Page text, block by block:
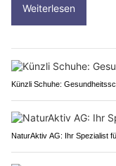
Weiterlesen
Künzli Schuhe:
NaturAktiv AG: Ihr Spezialist